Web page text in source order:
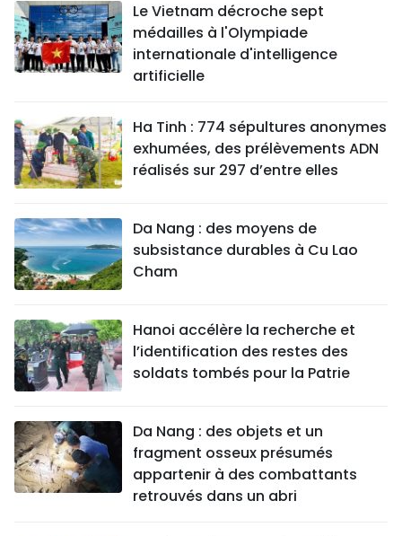
Le Vietnam décroche sept
médailles à l'Olympiade
internationale d'intelligence
artificielle
Ha Tinh : 774 sépultures anonymes
exhumées, des prélèvements ADN
réalisés sur 297 d’entre elles
Da Nang : des moyens de
subsistance durables à Cu Lao
Cham
Hanoi accélère la recherche et
l’identification des restes des
soldats tombés pour la Patrie
Da Nang : des objets et un
fragment osseux présumés
appartenir à des combattants
retrouvés dans un abri